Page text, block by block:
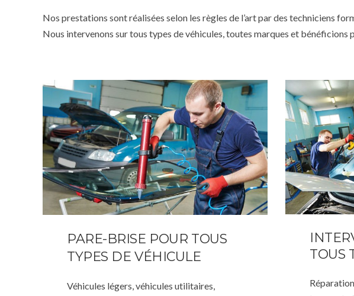
Nos prestations sont réalisées selon les règles de l’art par des techniciens
Nous intervenons sur tous types de véhicules, toutes marques et
PARE-BRISE POUR TOUS
TYPES DE VÉHICULE
Véhicules légers, véhicules utilitaires,
TOUS